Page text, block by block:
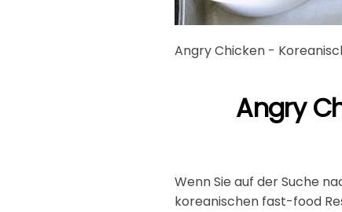
Angry Chicken -
Angry
Wenn Sie auf der Suche
koreanischen fast-food